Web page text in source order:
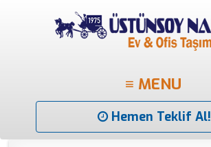
≡ MENU
Hemen Teklif Al!